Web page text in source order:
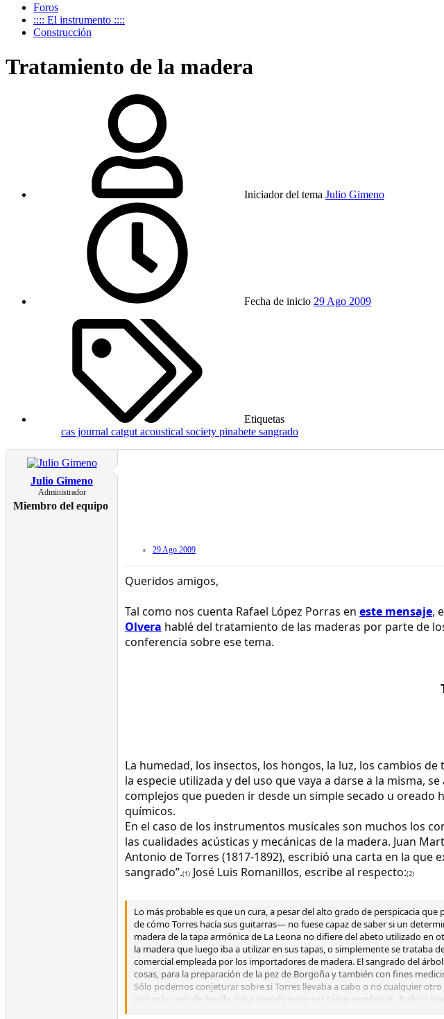
Foros
:::: El instrumento ::::
Construcción
Tratamiento de la madera
Iniciador del tema Julio Gimeno
Fecha de inicio 29 Ago 2009
Etiquetas
cas journal catgut acoustical society pinabete sangrado
Julio Gimeno
Administrador
Miembro del equipo
29 Ago 2009
Queridos amigos,
Tal como nos cuenta Rafael López Porras en este mensaje,
Olvera hablé del tratamiento de las maderas por parte de
conferencia sobre ese tema.
La humedad, los insectos, los hongos, la luz, los cambios
la especie utilizada y del uso que vaya a darse a la misma,
complejos que pueden ir desde un simple secado u
químicos.
En el caso de los instrumentos musicales son muchos los
las cualidades acústicas y mecánicas de la madera. Juan
Antonio de Torres (1817-1892), escribió una carta en la que
sangrado”.(1) José Luis Romanillos, escribe al respecto:(2)
Lo más probable es que un cura, a pesar del alto grado de perspicacia
de cómo Torres hacía sus guitarras— no fuese capaz de saber si un
madera de la tapa armónica de La Leona no difiere del abeto utilizado en
la madera que luego iba a utilizar en sus tapas, o simplemente se
comercial empleada por los importadores de madera. El sangrado del
cosas, para la preparación de la pez de Borgoña y también con fines
Sólo podemos conjeturar sobre si Torres llevaba a cabo o no cualquier
aún más seco de Sevilla, para acondicionar sus tapas armónicas. Incluso
conseguir un secado adicional.